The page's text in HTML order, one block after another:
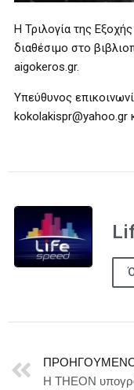
Η Τριλογία της
διαθέσιμο στο
aigokeros.gr.
Υπεύθυνος
kokolakispr@yahoo.gr